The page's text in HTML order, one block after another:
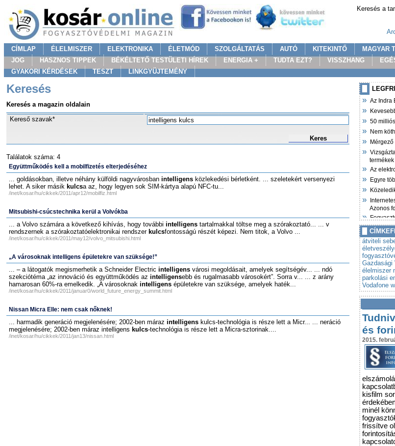
Keresés a
CÍMLAP ÉLELMISZER ELEKTRONIKA ÉLETMÓD SZOLGÁLTATÁS AUTÓ KITEKINTŐ MAGYAR
JOG
HASZNOS TIPPEK BÉKÉLTETŐ TESTÜLETI HÍREK ENERGIA + TUDTA EZT? VISSZHANG
GYAKORI KÉRDÉSEK
TESZT LINKGYÜJTEMÉNY
Keresés
Keresés a magazin oldalain
Kereső szavak*
Keres
Találatok száma: 4
Együttműködés kell a mobilfizetés elterjedéséhez
... goldásokban, illetve néhány külföldi nagyvárosban intelligens közlekedési bérletként. ... szeletekért versenyezi
lehet. A siker másik kulcsa az, hogy legyen sok SIM-kártya alapú NFC-tu...
/inet/kosar/hu/cikkek/2011/apr12/mobilfiz.html
Mitsubishi-csúcstechnika kerül a Volvókba
... a Volvo számára a következő kihívás, hogy további intelligens tartalmakkal töltse meg a szórakoztató... ... v
rendszernek a szórakoztatóelektronikai rendszer kulcsfontosságú részét képezi. Nem titok, a Volvo ...
/inet/kosar/hu/cikkek/2011/may12/volvo_mitsubishi.html
„A városoknak intelligens épületekre van szüksége!”
... – a látogatók megismerhetik a Schneider Electric intelligens városi megoldásait, amelyek segítségév... ... ndó
szekciótéma „az innováció és együttműködés az intelligensebb és rugalmasabb városokért”. Sorra v... ... z arány
hamarosan 60%-ra emelkedik. „A városoknak intelligens épületekre van szüksége, amelyek haték...
/inet/kosar/hu/cikkek/2011/januar0/world_future_energy_summit.html
Nissan Micra Elle: nem csak nőknek!
... harmadik generáció megjelenésére; 2002-ben máraz intelligens kulcs-technológia is része lett a Micr... ... neráció
megjelenésére; 2002-ben máraz intelligens kulcs-technológia is része lett a Micra-sztorinak....
/inet/kosar/hu/cikkek/2011/jan13/nissan.html
» Az Indra
»
» 50
» Nem
»
»
termékek
» Az
» Egyre
»
»
Azonos
»
» Autót
» Tovább
átviteli
Gazdasági
élelmiszer
parkolási
Vodafone
és
2015.
kisfilm
minél
frissítve